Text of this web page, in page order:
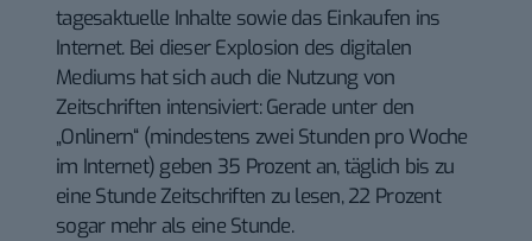
tagesaktuelle Inhalte sowie das Einkaufen ins
Internet. Bei dieser Explosion des digitalen
Mediums hat sich auch die Nutzung von
Zeitschriften intensiviert: Gerade unter den
„Onlinern“ (mindestens zwei Stunden pro Woche
im Internet) geben 35 Prozent an, täglich bis zu
eine Stunde Zeitschriften zu lesen, 22 Prozent
sogar mehr als eine Stunde.